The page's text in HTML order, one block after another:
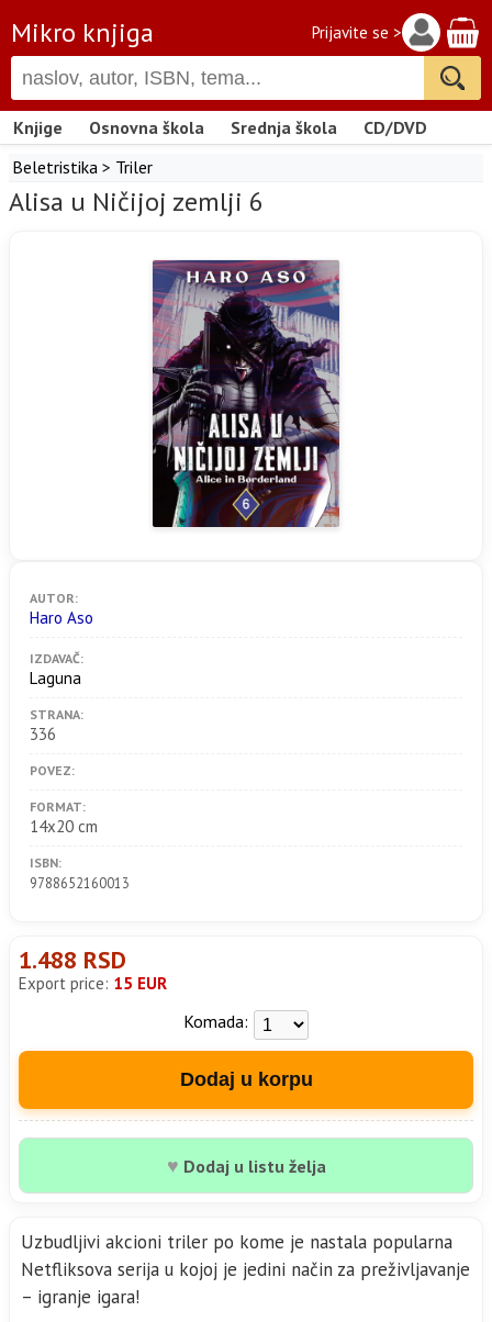
Mikro knjiga Prijavite se >
Knjige Osnovna škola Srednja škola
CD/DVD
Beletristika > Triler
Alisa u Ničijoj zemlji 6
AUTOR:
Haro Aso
IZDAVAČ:
Laguna
STRANA:
336
POVEZ:
FORMAT:
14x20 cm
ISBN:
9788652160013
1.488 RSD
Export price: 15 EUR
Komada:
Dodaj u korpu
♥ Dodaj u listu želja
Uzbudljivi akcioni triler po kome je nastala popularna
Netfliksova serija u kojoj je jedini način za preživljavanje
– igranje igara!